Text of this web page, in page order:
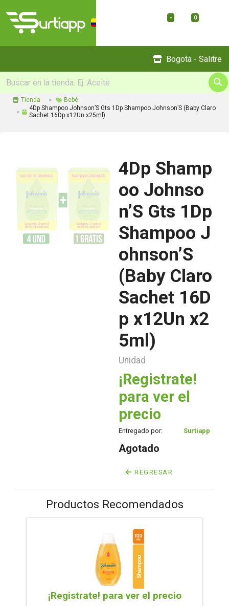
- 0
Bogotá - Salitre
Tienda
Bebé
4Dp Shampoo Johnson’S Gts 1Dp Shampoo Johnson’S (Baby Claro
Sachet 16Dp x12Un x25ml)
4Dp Shamp
oo Johnso
n’S Gts 1Dp
Shampoo J
ohnson’S
(Baby Claro
Sachet 16D
p x12Un x2
5ml)
Unidad
¡Registrate!
para ver el
precio
Entregado por: Surtiapp
Agotado
REGRESAR
Productos Recomendados
¡Registrate! para ver el precio